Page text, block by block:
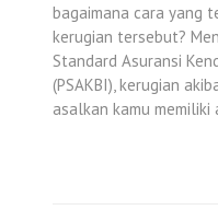
bagaimana cara yang
kerugian tersebut?
Standard Asuransi
(PSAKBI), kerugian
asalkan kamu